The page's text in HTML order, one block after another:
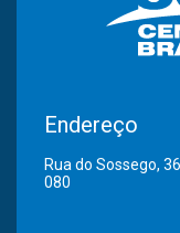
Endereço
Rua do Sossego,
080